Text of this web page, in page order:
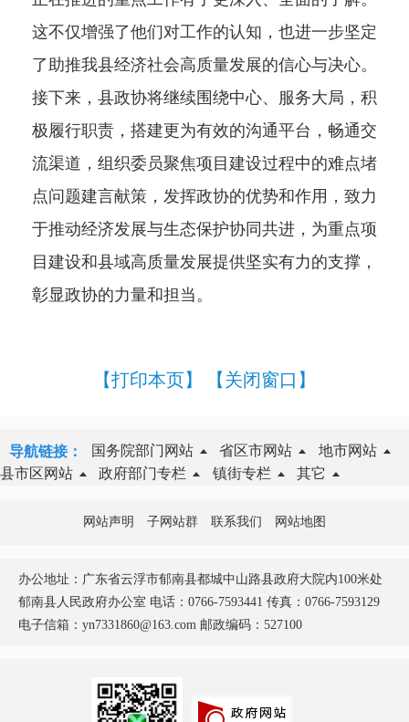
这不仅增强了他们对工作的认知，也进一步坚定
了助推我县经济社会高质量发展的信心与决心。
接下来，县政协将继续围绕中心、服务大局，积
极履行职责，搭建更为有效的沟通平台，畅通交
流渠道，组织委员聚焦项目建设过程中的难点堵
点问题建言献策，发挥政协的优势和作用，致力
于推动经济发展与生态保护协同共进，为重点项
目建设和县域高质量发展提供坚实有力的支撑，
彰显政协的力量和担当。
【打印本页】 【关闭窗口】
导航链接： 国务院部门网站 省区市网站
地市网站
县市区网站
政府部门专栏 镇街专栏 其它
网站声明 子网站群 联系我们 网站地图
办公地址：广东省云浮市郁南县都城中山路县政府大院内100米处
郁南县人民政府办公室 电话：0766-7593441 传真：0766-7593129
电子信箱：yn7331860@163.com 邮政编码：527100